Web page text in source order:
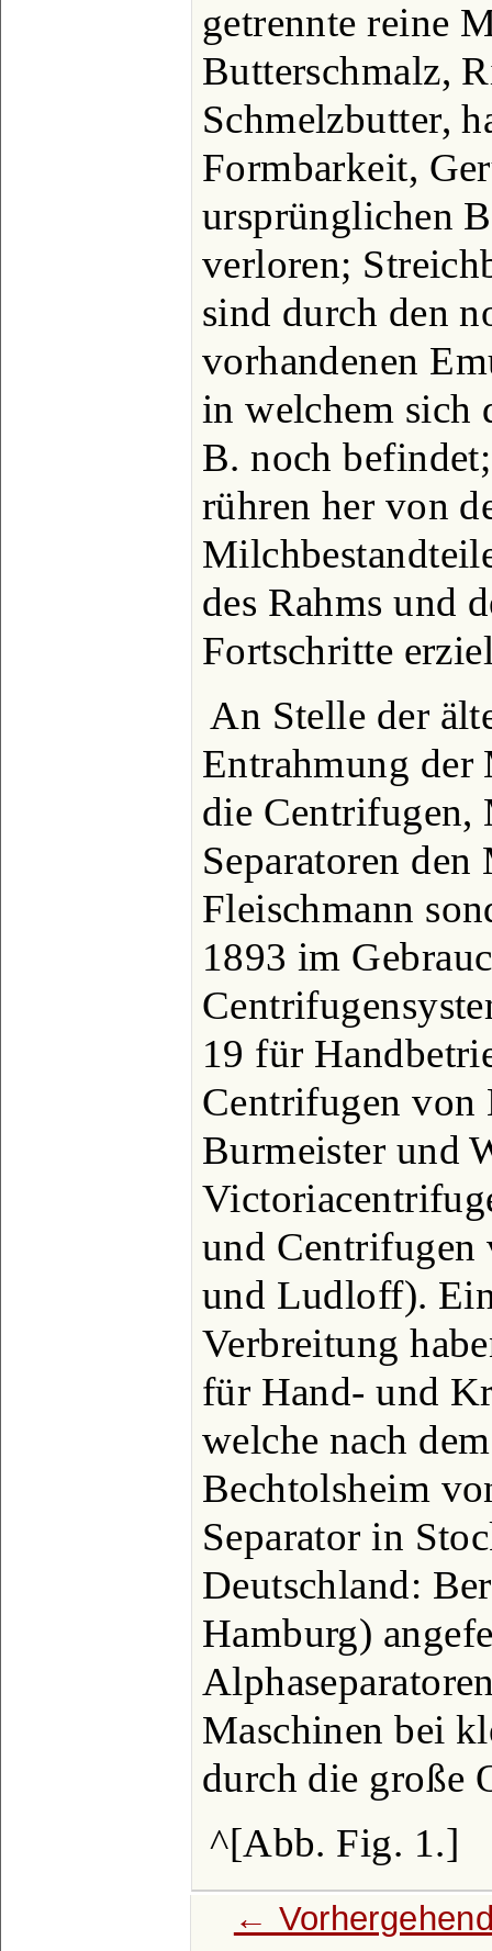
getrennte reine
Butterschmalz,
Schmelzbutter,
Formbarkeit,
ursprünglichen
verloren;
sind durch den
vorhandenen
in welchem sich
B. noch
rühren her von
des Rahms und
Fortschritte
An Stelle der
Entrahmung der
die Centrifugen,
Separatoren
Fleischmann
1893 im
19 für
Centrifugen
Burmeister und
und Centrifugen
und Ludloff).
Verbreitung
für Hand- und
welche nach
Bechtolsheim
Separator in
Deutschland:
Hamburg)
Maschinen bei
durch die große
^[Abb. Fig. 1.]
←